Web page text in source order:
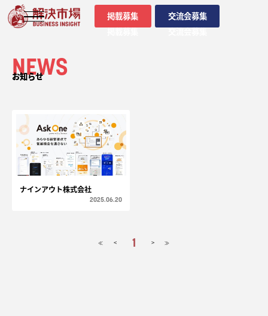
掲載募集
掲載募集
交流会募集
交流会募集
NEWS
お知らせ
ナインアウト株式会社
2025.06.20
≪ < 1 > ≫